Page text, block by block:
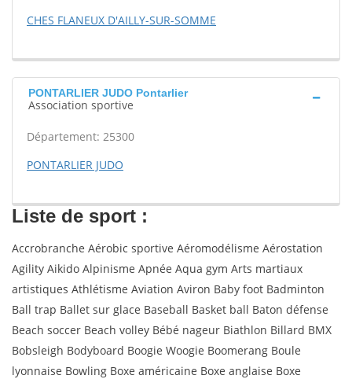
CHES FLANEUX D'AILLY-SUR-SOMME
PONTARLIER JUDO Pontarlier
Association sportive
Département: 25300
PONTARLIER JUDO
Liste de sport :
Accrobranche Aérobic sportive Aéromodélisme Aérostation
Agility Aikido Alpinisme Apnée Aqua gym Arts martiaux
artistiques Athlétisme Aviation Aviron Baby foot Badminton
Ball trap Ballet sur glace Baseball Basket ball Baton défense
Beach soccer Beach volley Bébé nageur Biathlon Billard BMX
Bobsleigh Bodyboard Boogie Woogie Boomerang Boule
lyonnaise Bowling Boxe américaine Boxe anglaise Boxe